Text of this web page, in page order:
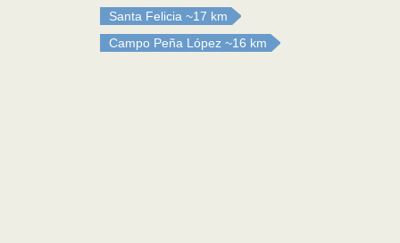
Santa Felicia ~17 km
Campo Peña López ~16 km